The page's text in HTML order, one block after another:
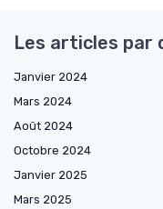
Les articles par
Janvier 2024
Mars 2024
Août 2024
Octobre 2024
Janvier 2025
Mars 2025